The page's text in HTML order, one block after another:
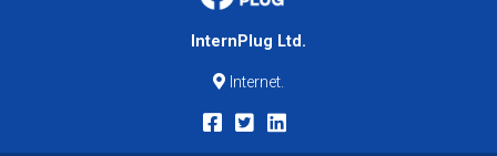
InternPlug Ltd.
Internet.